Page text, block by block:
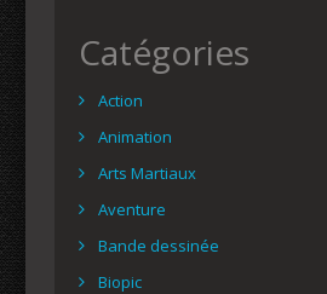
Catégories
Action
Animation
Arts Martiaux
Aventure
Bande dessinée
Biopic